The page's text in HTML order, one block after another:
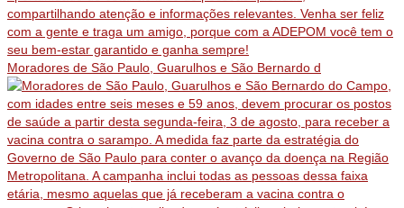
Moradores de São Paulo, Guarulhos e São Bernardo d